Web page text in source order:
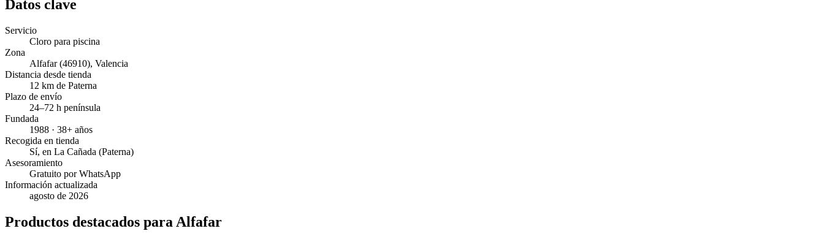
Datos clave
Servicio
Cloro para piscina
Zona
Alfafar(46910), Valencia
Distancia desde tienda
12 km de Paterna
Plazo de envío
24–72 h península
Fundada
1988 · 38+ años
Recogida en tienda
Sí, en La Cañada (Paterna)
Asesoramiento
Gratuito por WhatsApp
Información actualizada
agosto de 2026
Productos destacados para Alfafar